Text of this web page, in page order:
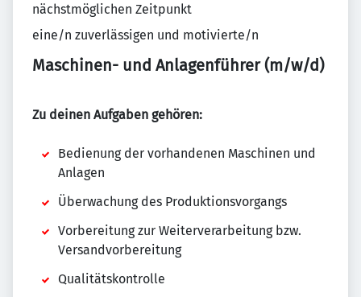
nächstmöglichen Zeitpunkt
eine/n zuverlässigen und motivierte/n
Maschinen- und Anlagenführer (m/w/d)
Zu deinen Aufgaben gehören:
Bedienung der vorhandenen Maschinen und
Anlagen
Überwachung des Produktionsvorgangs
Vorbereitung zur Weiterverarbeitung bzw.
Versandvorbereitung
Qualitätskontrolle